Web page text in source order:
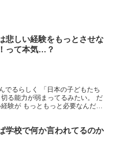
悲しい経験をもっとさせな
って本気…？
でるらしく 「日本の子どもたち
る能力が弱まってるみたい。 だ
験が もっともっと必要なんだと
学校で何か言われてるのか